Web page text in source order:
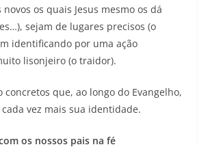
os quais Jesus mesmo os dá
sejam de lugares precisos (o
identificando por uma ação
lisonjeiro (o traidor).
concretos que, ao longo do Evangelho,
vez mais sua identidade.
os nossos pais na fé